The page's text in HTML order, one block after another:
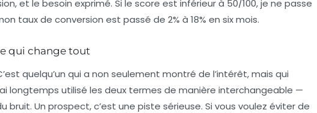
et le besoin exprimé. Si le score est inférieur à 50/100, je ne passe
taux de conversion est passé de 2% à 18% en six mois.
qui change tout
quelqu’un qui a non seulement montré de l’intérêt, mais qui
longtemps utilisé les deux termes de manière interchangeable —
bruit. Un prospect, c’est une piste sérieuse. Si vous voulez éviter de